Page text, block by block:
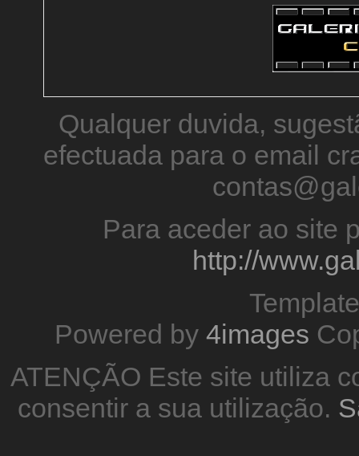
Qualquer duvida,
efectuada para o email
Para aceder ao site
http://
Powered by 4images
ATENÇÃO Este site utiliza
consentir a sua utilização.